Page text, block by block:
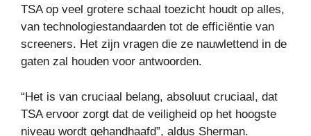
TSA op veel grotere schaal toezicht houdt op alles,
van technologiestandaarden tot de efficiëntie van
screeners. Het zijn vragen die ze nauwlettend in de
gaten zal houden voor antwoorden.
“Het is van cruciaal belang, absoluut cruciaal, dat
TSA ervoor zorgt dat de veiligheid op het hoogste
niveau wordt gehandhaafd”, aldus Sherman.